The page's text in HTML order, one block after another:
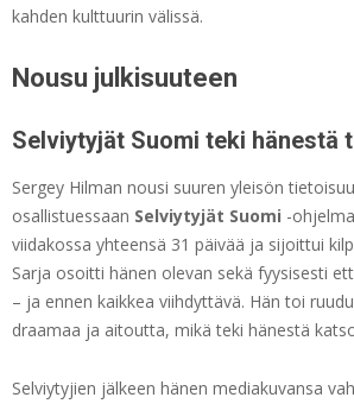
kahden kulttuurin välissä.
Nousu julkisuuteen
Selviytyjät Suomi teki hänestä
Sergey Hilman nousi suuren yleisön
osallistuessaan Selviytyjät Suomi -
viidakossa yhteensä 31 päivää ja sijoittui
Sarja osoitti hänen olevan sekä fyysisesti
– ja ennen kaikkea viihdyttävä. Hän toi
draamaa ja aitoutta, mikä teki hänestä
Selviytyjien jälkeen hänen mediakuvansa